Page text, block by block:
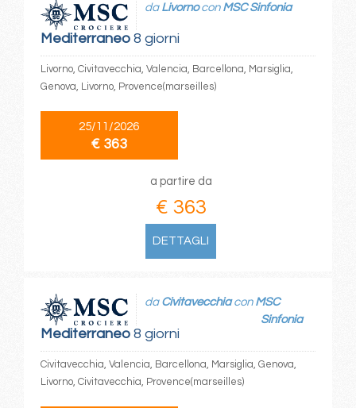
Mediterraneo8 giorni
da Livornocon MSC Sinfonia
Livorno, Civitavecchia, Valencia, Barcellona, Marsiglia,
Genova, Livorno, Provence(marseilles)
25/11/2026
€ 363
a partire da
€ 363
DETTAGLI
Mediterraneo8 giorni
da Civitavecchiacon MSC
Sinfonia
Civitavecchia, Valencia, Barcellona, Marsiglia, Genova,
Livorno, Civitavecchia, Provence(marseilles)